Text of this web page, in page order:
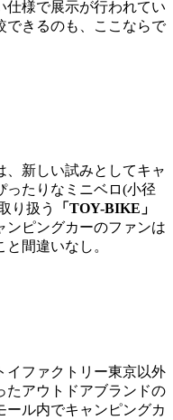
仕様で展示が行われてい
できるのも、ここならで
、新しい試みとしてキャ
ったりなミニベロ(小径
り扱う
「TOY-BIKE」
ンピングカーのファンは
間違いなし。
イファクトリー東京以外
たアウトドアブランドの
ール内でキャンピングカ